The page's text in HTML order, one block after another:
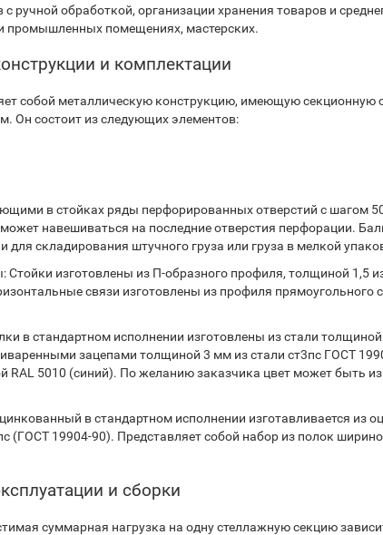
с ручной обработкой, организации хранения товаров и
промышленных помещениях, мастерских.
и комплектации
собой металлическую конструкцию, имеющую секционную
Он состоит из следующих элементов:
в стойках ряды перфорированных отверстий с шагом
навешиваться на последние отверстия перфорации.
для складирования штучного груза или груза в мелкой
Стойки изготовлены из П-образного профиля, толщиной 1,5
связи изготовлены из профиля прямоугольного
в стандартном исполнении изготовлены из стали
зацепами толщиной 3 мм из стали ст3пс ГОСТ
RAL 5010 (синий). По желанию заказчика цвет может быть
в стандартном исполнении изготавливается из
(ГОСТ 19904-90). Представляет собой набор из полок
и сборки
суммарная нагрузка на одну стеллажную секцию